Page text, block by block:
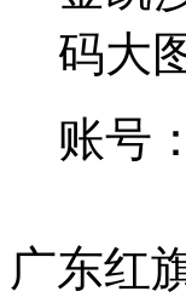
账号
广东红